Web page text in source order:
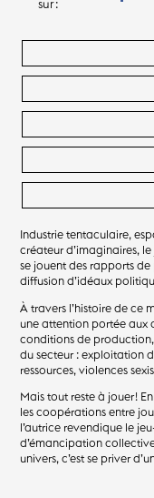
jouer
Industrie tentaculaire,
créateur d’imaginaires,
se jouent des rapports
diffusion d’idéaux
À travers l’histoire de ce
une attention portée aux
conditions de
du secteur : exploitation
ressources, violences
Mais tout reste à jouer !
les coopérations entre
l’autrice revendique le
d’émancipation
univers, c’est se priver